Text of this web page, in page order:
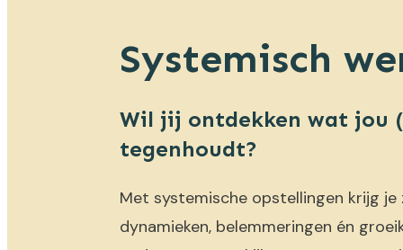
Systemisch
Wil jij ontdekken wat jou
tegenhoudt?
Met systemische opstellingen krijg
dynamieken, belemmeringen én